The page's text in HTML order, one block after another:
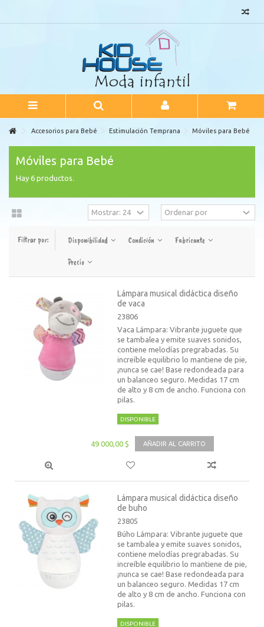
Accesorios para Bebé Estimulación Temprana Móviles para Bebé
Móviles para Bebé
Hay 6 productos.
Filtrar por: Disponibilidad Condición Fabricante
Precio
Lámpara musical didáctica diseño
de vaca
23806
Vaca Lámpara: Vibrante juguete que
se tambalea y emite suaves sonidos,
contiene melodías pregrabadas. Su
increíble equilibrio lo mantiene de pie,
¡nunca se cae! Base redondeada para
un balanceo seguro. Medidas 17 cm
de alto y 8 cm de ancho. Funciona con
pilas.
DISPONIBLE
49 000,00 $ AÑADIR AL CARRITO
Lámpara musical didáctica diseño
de buho
23805
Búho Lámpara: Vibrante juguete que
se tambalea y emite suaves sonidos,
contiene melodías pregrabadas. Su
increíble equilibrio lo mantiene de pie,
¡nunca se cae! Base redondeada para
un balanceo seguro. Medidas 17 cm
de alto y 8 cm de ancho. Funciona con
pilas.
DISPONIBLE